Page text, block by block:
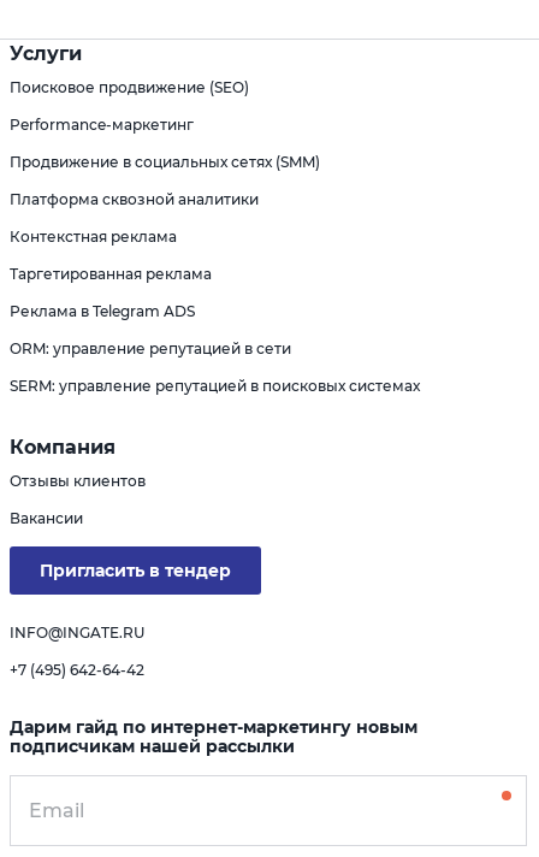
Услуги
Поисковое продвижение (SEO)
Performance-маркетинг
Продвижение в социальных сетях (SMM)
Платформа сквозной аналитики
Контекстная реклама
Таргетированная реклама
Реклама в Telegram ADS
ORM: управление репутацией в сети
SERM: управление репутацией в поисковых системах
Компания
Отзывы клиентов
Вакансии
Пригласить в тендер
INFO@INGATE.RU
+7 (495) 642-64-42
Дарим гайд по интернет-маркетингу новым
подписчикам нашей рассылки